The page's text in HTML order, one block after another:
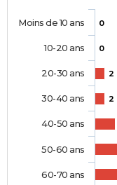
0
0
2
2
Moins de 10 ans
10-20 ans
20-30 ans
30-40 ans
40-50 ans
50-60 ans
60-70 ans